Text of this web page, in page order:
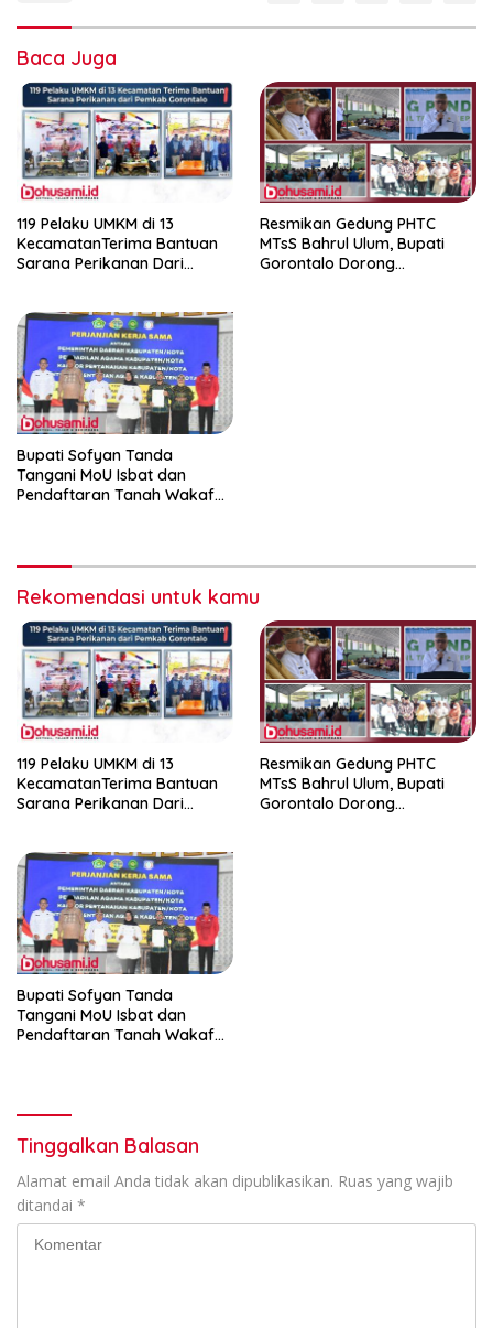
Baca Juga
119 Pelaku UMKM di 13
KecamatanTerima Bantuan
Sarana Perikanan Dari
Resmikan Gedung PHTC
MTsS Bahrul Ulum, Bupati
Gorontalo Dorong
Bupati Sofyan Tanda
Tangani MoU Isbat dan
Pendaftaran Tanah Wakaf
Rekomendasi untuk kamu
119 Pelaku UMKM di 13
KecamatanTerima Bantuan
Sarana Perikanan Dari
Resmikan Gedung PHTC
MTsS Bahrul Ulum, Bupati
Gorontalo Dorong
Bupati Sofyan Tanda
Tangani MoU Isbat dan
Pendaftaran Tanah Wakaf
Tinggalkan Balasan
Alamat email Anda tidak akan dipublikasikan. Ruas yang wajib
ditandai *